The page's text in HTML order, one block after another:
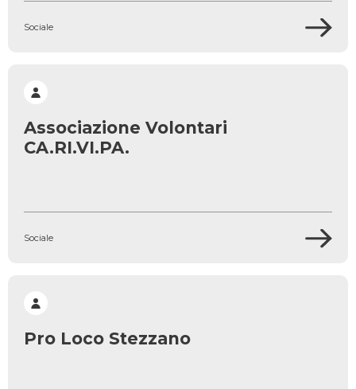
Sociale
Sociale
Associazione Volontari
CA.RI.VI.PA.
Pro Loco Stezzano